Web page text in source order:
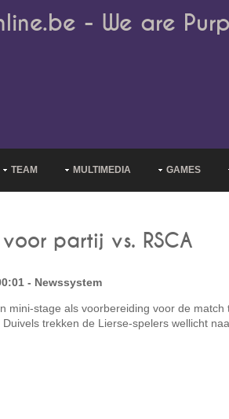
- We are
TEAM MULTIMEDIA GAMES
partij vs. RSCA
- Newssystem
mini-stage als voorbereiding voor de match
trekken de Lierse-spelers wellicht